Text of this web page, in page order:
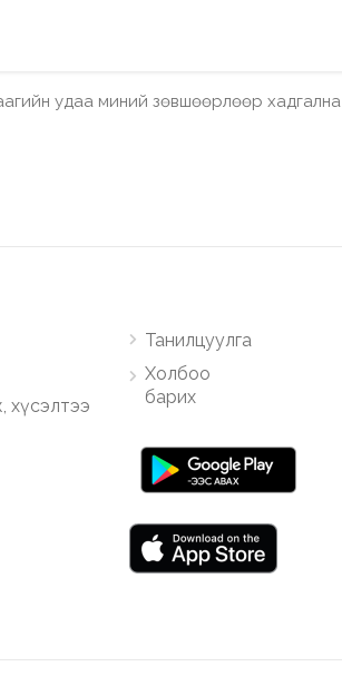
удаа миний зөвшөөрлөөр хадгална
хүсэлтээ
Танилцуулга
Холбоо
барих